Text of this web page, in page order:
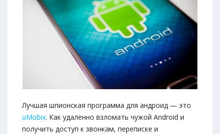
Лучшая шпионская программа для андроид — это
uMobix. Как удаленно взломать чужой Android и
получить доступ к звонкам, переписке и